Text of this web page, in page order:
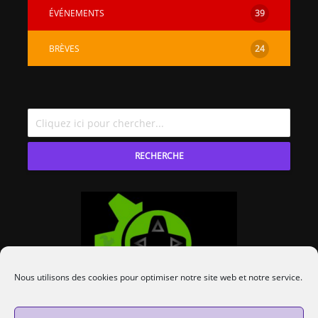
Nous utilisons des cookies pour optimiser notre site web et notre service.
ÉVÉNEMENTS 39
BRÈVES 24
RECHERCHE